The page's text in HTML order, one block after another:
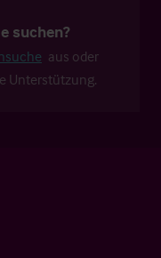
suchen?
aus oder
Unterstützung.